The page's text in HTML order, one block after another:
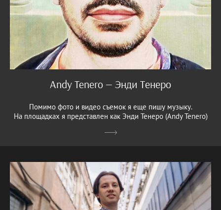
Andy Tenero — Энди Тенеро
Помимо фото и видео съемок я еще пишу музыку.
На площадках я представлен как Энди Тенеро (Andy Tenero)